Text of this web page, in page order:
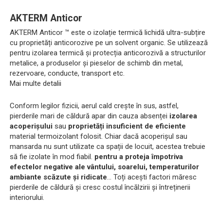
AKTERM Anticor
AKTERM Anticor ™ este o izolație termică lichidă ultra-subțire
cu proprietăți anticorozive pe un solvent organic. Se utilizează
pentru izolarea termică și protecția anticorozivă a structurilor
metalice, a produselor și pieselor de schimb din metal,
rezervoare, conducte, transport etc.
Mai multe detalii
Conform legilor fizicii, aerul cald crește în sus, astfel,
pierderile mari de căldură apar din cauza absenței izolarea
acoperișului sau proprietăți insuficient de eficiente
material termoizolant folosit. Chiar dacă acoperișul sau
mansarda nu sunt utilizate ca spații de locuit, acestea trebuie
să fie izolate în mod fiabil. pentru a proteja împotriva
efectelor negative ale vântului, soarelui, temperaturilor
ambiante scăzute și ridicate... Toți acești factori măresc
pierderile de căldură și cresc costul încălzirii și întreținerii
interiorului.